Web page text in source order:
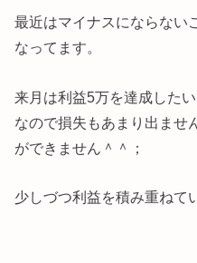
最近はマイナスにならない
なってます。
来月は利益5万を達成した
なので損失もあまり出ませ
ができません＾＾；
少しづつ利益を積み重ねて